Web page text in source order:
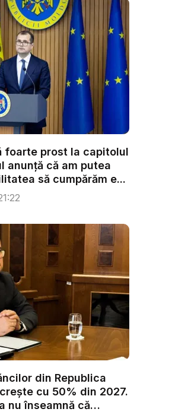
foarte prost la capitolul
anunță că am putea
să cumpărăm e...
din Republica
cu 50% din 2027.
nu înseamnă că